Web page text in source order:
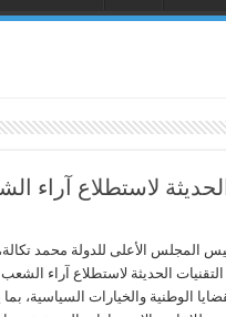
لاستطلاع آراء
المجلس الأعلى للدولة محمد
الحديثة لاستطلاع آراء الشعب
الوطنية والخيارات السياسية،